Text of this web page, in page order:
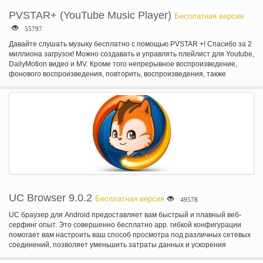
PVSTAR+ (YouTube Music Player) Бесплатная версия
55797
Давайте слушать музыку бесплатно с помощью PVSTAR +! Спасибо за 2
миллиона загрузок! Можно создавать и управлять плейлист для Youtube,
DailyMotion видео и MV. Кроме того непрерывное воспроизведение,
фонового воспроизведения, повторить, воспроизведения, также
-Поиск видео (YouTube, DailyMotion, NicoVideo) - голосовой поиск - поиск
Youtube плейлисты - Поиск Youtube каналы - поиск категории - плейлист
воспроизведения - фоновое воспроизведение - повторить
воспроизведение - Shuffle воспроизведения - Mylist (до 100) - Обои на
Mylist - резервного копирования Mylist - редактировать видео название и
резюме - таймер сна - популярные видео рейтинг - музыки -
#NowPlaying, временная шкала воспроизведения на щебетать -
чирикать видео - видео кэш функция - низкого качества режим (для
медленных сетях) - автоматически остановить когда наушники
app. - Импорт плейлистов с Youtube или NicoVideo. -Просмотр похожие
видео - виджет - простое управление - система также поддерживает
Android 4/3
UC Browser 9.0.2 Бесплатная версия 49578
UC браузер для Android предоставляет вам быстрый и плавный веб-
серфинг опыт. Это совершенно бесплатно app. гибкой конфигурации
помогает вам настроить ваш способ просмотра под различных сетевых
соединений, позволяет уменьшить затраты данных и ускорения